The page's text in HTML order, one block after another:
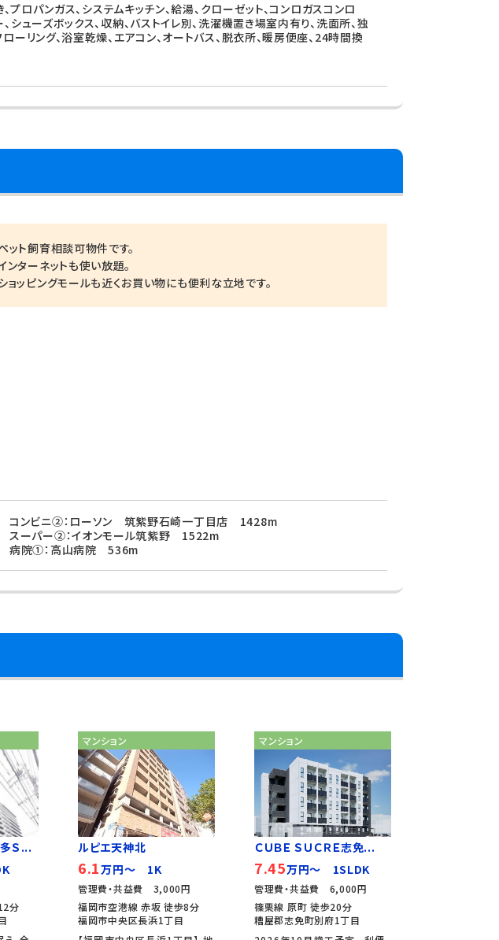
プロパンガス、システムキッチン、給湯、クローゼット、コンロガスコンロ
シューズボックス、収納、バストイレ別、洗濯機置き場室内有り、洗面所、独
ーリング、浴室乾燥、エアコン、オートバス、脱衣所、暖房便座、24時間換
ット飼育相談可物件です。
ンターネットも使い放題。
ョッピングモールも近くお買い物にも便利な立地です。
コンビニ②：ローソン 筑紫野石崎一丁目店 1428m
スーパー②：イオンモール筑紫野 1522m
病院①：高山病院 536m
Ｓ...
分
マンション
ルピエ天神北
6.1万円～ 1K
管理費・共益費 3,000円
福岡市空港線 赤坂 徒歩8分
福岡市中央区長浜1丁目
マンション
ＣＵＢＥ ＳＵＣＲＥ志免...
7.45万円～ 1SLDK
管理費・共益費 6,000円
篠栗線 原町 徒歩20分
糟屋郡志免町別府1丁目